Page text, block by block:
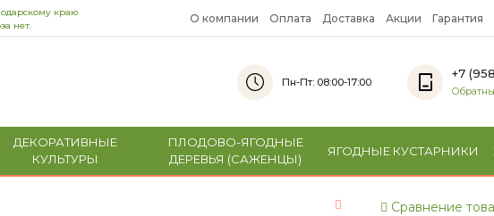
краю
нет.
О компании Оплата Доставка Акции Гарантия
Пн-Пт: 08:00-17:00
+7
ДЕКОРАТИВНЫЕ
КУЛЬТУРЫ
ПЛОДОВО-ЯГОДНЫЕ
ДЕРЕВЬЯ (САЖЕНЦЫ)
ЯГОДНЫЕ КУСТАРНИКИ
Сравнение